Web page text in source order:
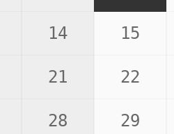
14 15
21 22
28 29